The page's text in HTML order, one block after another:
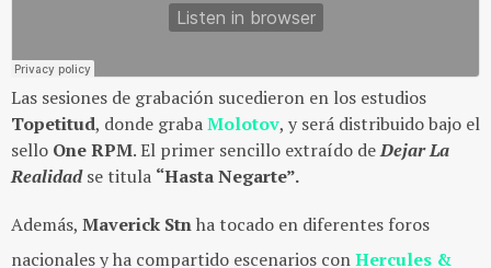
Las sesiones de grabación sucedieron en los estudios
Topetitud, donde grabaMolotov, y será distribuido bajo el
sello One RPM. El primer sencillo extraído deDejar La
Realidadse titula “Hasta Negarte”.
Además, Maverick Stnha tocado en diferentes foros
nacionales y ha compartido escenarios conHercules &